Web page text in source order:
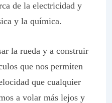
de la electricidad y
y la química.
la rueda y a construir
que nos permiten
que cualquier
a volar más lejos y